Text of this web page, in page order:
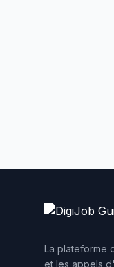
La plateforme
et les appels